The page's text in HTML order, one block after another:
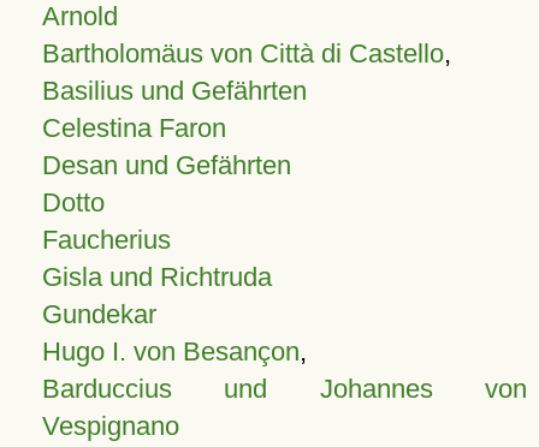
Arnold
Bartholomäus von Città di Castello,
Basilius und Gefährten
Celestina Faron
Desan und Gefährten
Dotto
Faucherius
Gisla und Richtruda
Gundekar
Hugo I. von Besançon,
Barduccius und Johannes von
Vespignano